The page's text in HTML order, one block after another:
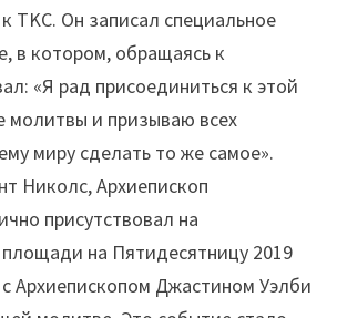
TKC. Он записал специальное
в котором, обращаясь к
«Я рад присоединиться к этой
молитвы и призываю всех
миру сделать то же самое».
Николс, Архиепископ
присутствовал на
на Пятидесятницу 2019
с Архиепископом Джастином Уэлби